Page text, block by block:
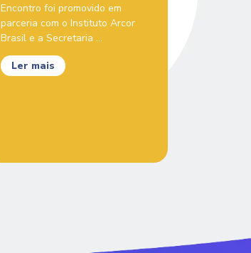
Encontro foi promovido em
parceria com o Instituto Arcor
Brasil e a Secretaria ...
Ler mais